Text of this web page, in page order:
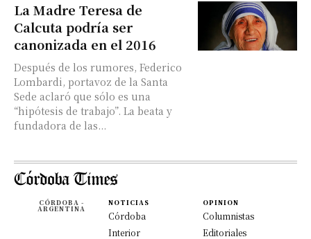
La Madre Teresa de
Calcuta podría ser
canonizada en el 2016
Después de los rumores, Federico
Lombardi, portavoz de la Santa
Sede aclaró que sólo es una
“hipótesis de trabajo”. La beata y
fundadora de las...
CÓRDOBA -
ARGENTINA
NOTICIAS
Córdoba
Interior
OPINION
Columnistas
Editoriales